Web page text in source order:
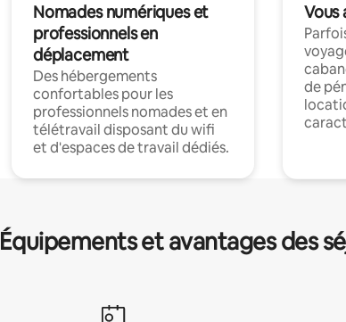
Nomades numériques et
professionnels en
déplacement
Des hébergements
confortables pour les
professionnels nomades et en
télétravail disposant du wifi
et d'espaces de travail dédiés.
Vous
de
Équipements et avantages des